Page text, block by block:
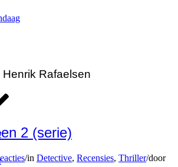
Henrik Rafaelsen
2 (serie)
/in Detective, Recensies, Thriller/door